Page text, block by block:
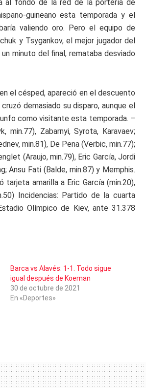
al fondo de la red de la portería de
guineano esta temporada y el
valiendo oro. Pero el equipo de
y Tsygankov, el mejor jugador del
minuto del final, remataba desviado
el césped, apareció en el descuento
demasiado su disparo, aunque el
como visitante esta temporada. –
min.77), Zabarnyi, Syrota, Karavaev;
min.81), De Pena (Verbic, min.77);
(Araujo, min.79), Eric García, Jordi
Ansu Fati (Balde, min.87) y Memphis.
tarjeta amarilla a Eric García (min.20),
Incidencias: Partido de la cuarta
Olímpico de Kiev, ante 31.378
Barca vs Alavés: 1-1. Todo sigue
igual después de Koeman
30 de octubre de 2021
En «Deportes»